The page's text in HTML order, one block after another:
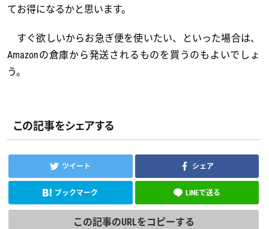
てお得になるかと思います。
すぐ欲しいからお急ぎ便を使いたい、といった場合は、
Amazonの倉庫から発送されるものを買うのもよいでしょ
う。
この記事をシェアする
ツイート シェア
ブックマーク LINEで送る
この記事のURLをコピーする